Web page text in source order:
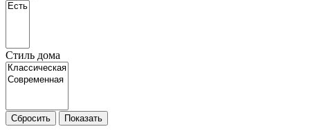
Стиль дома
Сбросить Показать